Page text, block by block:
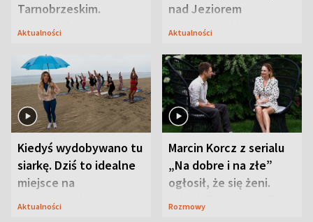
Tarnobrzeskim.
Przyrodnicy zwracają
Aktualności
nad Jeziorem
Tarnobrzeskim
Aktualności
Kiedyś wydobywano tu
siarkę. Dziś to idealne
miejsce na
wypoczynek
Aktualności
Marcin Korcz z serialu
„Na dobre i na złe”
ogłosił, że się żeni.
Zdradził, co zmienił
Rozmowy